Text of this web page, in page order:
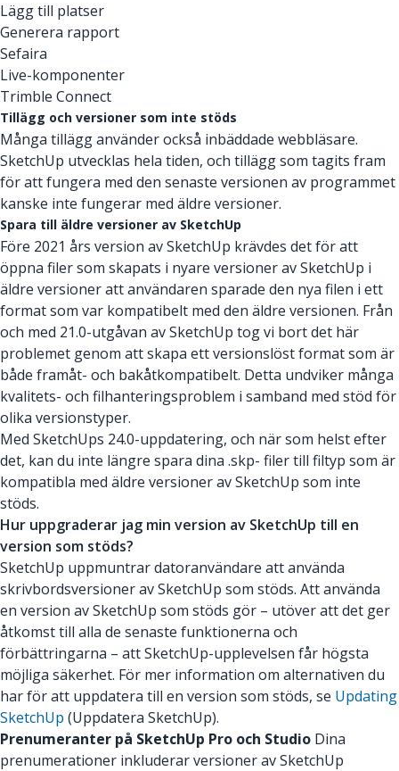
Lägg till platser
Generera rapport
Sefaira
Live-komponenter
Trimble Connect
Tillägg och versioner som inte stöds
Många tillägg använder också inbäddade webbläsare.
SketchUp utvecklas hela tiden, och tillägg som tagits fram
för att fungera med den senaste versionen av programmet
kanske inte fungerar med äldre versioner.
Spara till äldre versioner av SketchUp
Före 2021 års version av SketchUp krävdes det för att
öppna filer som skapats i nyare versioner av SketchUp i
äldre versioner att användaren sparade den nya filen i ett
format som var kompatibelt med den äldre versionen. Från
och med 21.0-utgåvan av SketchUp tog vi bort det här
problemet genom att skapa ett versionslöst format som är
både framåt- och bakåtkompatibelt. Detta undviker många
kvalitets- och filhanteringsproblem i samband med stöd för
olika versionstyper.
Med SketchUps 24.0-uppdatering, och när som helst efter
det, kan du inte längre spara dina .skp- filer till filtyp som är
kompatibla med äldre versioner av SketchUp som inte
stöds.
Hur uppgraderar jag min version av SketchUp till en
version som stöds?
SketchUp uppmuntrar datoranvändare att använda
skrivbordsversioner av SketchUp som stöds. Att använda
en version av SketchUp som stöds gör – utöver att det ger
åtkomst till alla de senaste funktionerna och
förbättringarna – att SketchUp-upplevelsen får högsta
möjliga säkerhet. För mer information om alternativen du
har för att uppdatera till en version som stöds, se Updating
SketchUp (Uppdatera SketchUp).
Prenumeranter på SketchUp Pro och Studio Dina
prenumerationer inkluderar versioner av SketchUp